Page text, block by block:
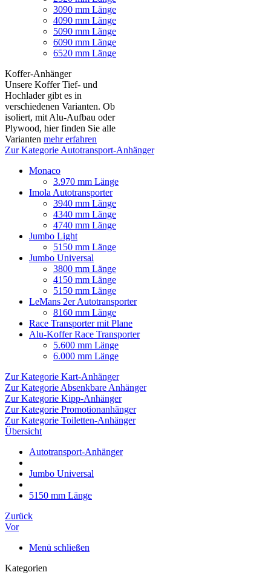
3090 mm Länge
4090 mm Länge
5090 mm Länge
6090 mm Länge
6520 mm Länge
Koffer-Anhänger
Unsere Koffer Tief- und
Hochlader gibt es in
verschiedenen Varianten. Ob
isoliert, mit Alu-Aufbau oder
Plywood, hier finden Sie alle
Varianten mehr erfahren
Zur Kategorie Autotransport-Anhänger
Monaco
3.970 mm Länge
Imola Autotransporter
3940 mm Länge
4340 mm Länge
4740 mm Länge
Jumbo Light
5150 mm Länge
Jumbo Universal
3800 mm Länge
4150 mm Länge
5150 mm Länge
LeMans 2er Autotransporter
8160 mm Länge
Race Transporter mit Plane
Alu-Koffer Race Transporter
5.600 mm Länge
6.000 mm Länge
Zur Kategorie Kart-Anhänger
Zur Kategorie Absenkbare Anhänger
Zur Kategorie Kipp-Anhänger
Zur Kategorie Promotionanhänger
Zur Kategorie Toiletten-Anhänger
Übersicht
Autotransport-Anhänger
Jumbo Universal
5150 mm Länge
Zurück
Vor
Menü schließen
Kategorien